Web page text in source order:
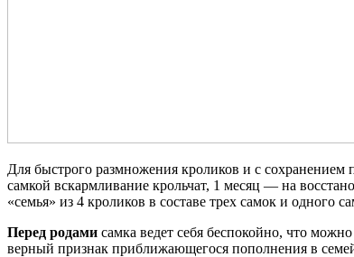
Для быстрого размножения кроликов и с сохранением
самкой вскармливание крольчат, 1 месяц — на
«семья» из 4 кроликов в составе трех самок и одного
Перед родами самка ведет себя беспокойно, что
верный признак приближающегося пополнения в